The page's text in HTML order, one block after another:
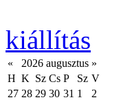
kiállítás
« 2026 augusztus »
H K Sz Cs P Sz V
27 28 29 30 31 1
2